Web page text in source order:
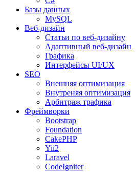
Базы данных
MySQL
Веб-дизайн
Статьи по веб-дизайну
Адаптивный веб-дизайн
Графика
Интерфейсы UI/UX
SEO
Внешняя оптимизация
Внутреняя оптимизация
Арбитраж трафика
Фреймворки
Bootstrap
Foundation
CakePHP
Yii2
Laravel
CodeIgniter